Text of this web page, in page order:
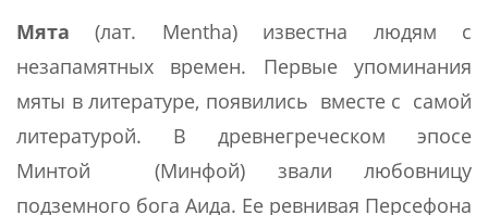
Мята (лат. Mentha) известна людям с
незапамятных времен. Первые упоминания
мяты в литературе, появились вместе с самой
литературой. В древнегреческом эпосе
Минтой (Минфой) звали любовницу
подземного бога Аида. Ее ревнивая Персефона